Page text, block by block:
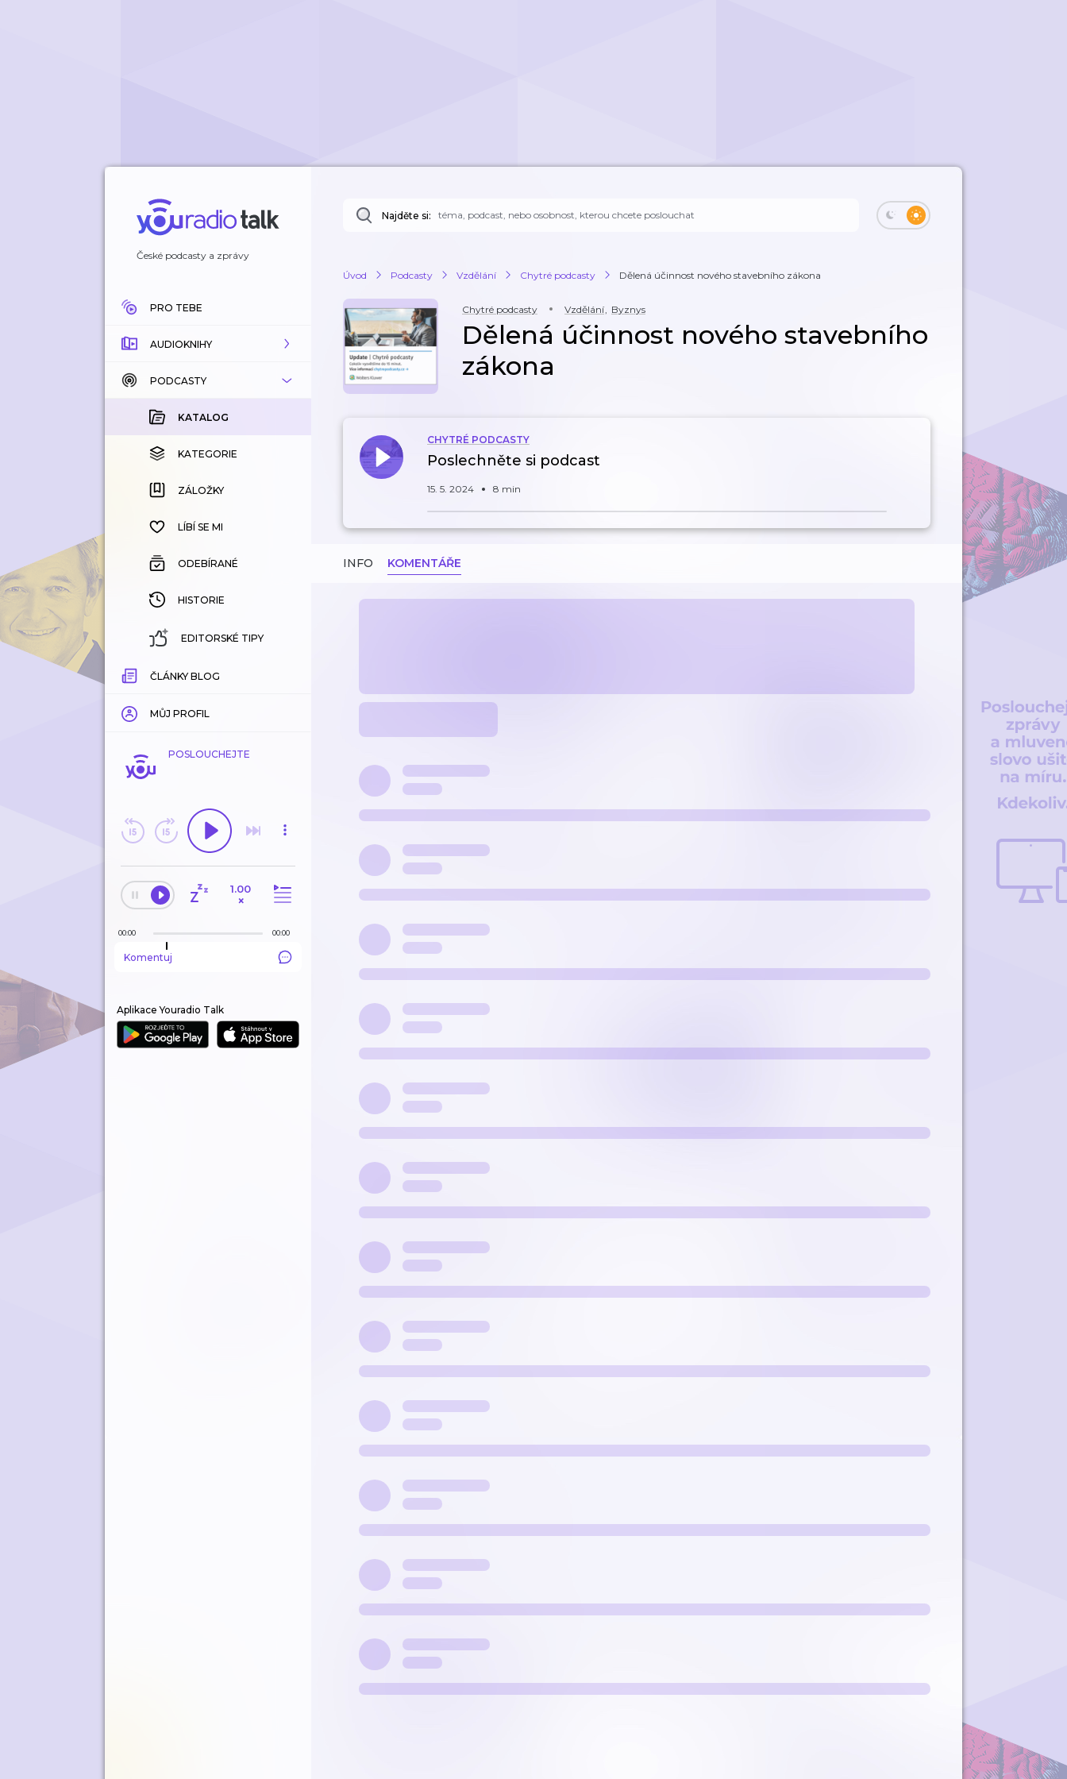
České podcasty a zprávy
PRO TEBE
AUDIOKNIHY
KATALOG
KOUPENÉ
KATEGORIE
ZÁLOŽKY
HISTORIE
PODCASTY
KATALOG
KATEGORIE
ZÁLOŽKY
LÍBÍ SE MI
ODEBÍRANÉ
HISTORIE
EDITORSKÉ TIPY
ČLÁNKY BLOG
MŮJ PROFIL
POSLOUCHEJTE
1.00
×
00:00 00:00
Komentuj
Aplikace Youradio Talk
Najděte si:
Úvod Podcasty Vzdělání Chytré podcasty Dělená účinnost nového stavebního zákona
Chytré podcasty Vzdělání, Byznys
Dělená účinnost nového stavebního
zákona
CHYTRÉ PODCASTY
Poslechněte si podcast
15. 5. 2024 8 min
INFO KOMENTÁŘE